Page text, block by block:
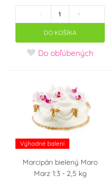
v plynové troubě
pomeranč
Krajina pôvodu
- +
DO KOŠÍKA
Do obľúbených
Výhodné balení
Marcipán bielený Maro
Marz 1:3 - 2,5 kg